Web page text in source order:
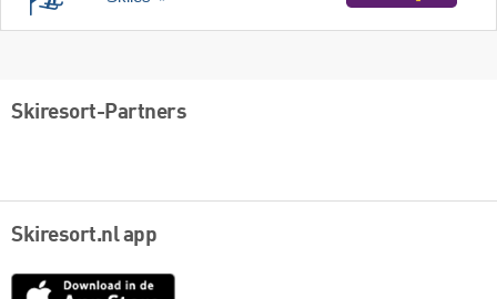
Skiresort-Partners
Skiresort.nl app
App